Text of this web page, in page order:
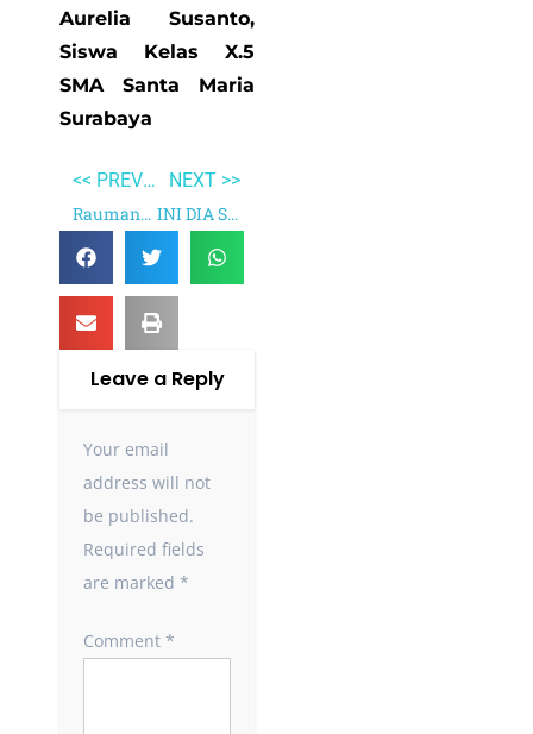
Aurelia Susanto,
Siswa Kelas X.5
SMA Santa Maria
Surabaya
<< PREVIOUS
Raumanen
NEXT >>
INI DIA SI PALING BADUNG
Leave a Reply
Your email
address will not
be published.
Required fields
are marked *
Comment *